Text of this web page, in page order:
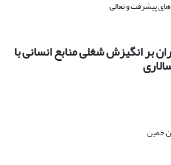
بر انگیزش شغلی منابع انسانی با
خمین